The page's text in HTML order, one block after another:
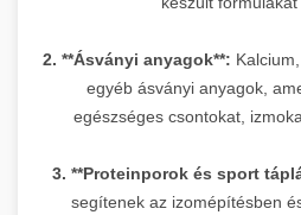
2. **Ásványi anyagok**:
egyéb ásványi anyagok,
egészséges csontokat,
3. **Proteinporok és sport
segítenek az izomépítésben